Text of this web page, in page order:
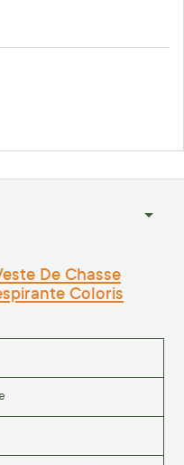
De Chasse
Coloris